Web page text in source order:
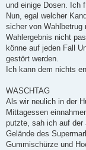
und einige Dosen. Ich
Nun, egal welcher
sicher von Wahlbetrug
Wahlergebnis nicht
könne auf jeden Fall
gestört werden.
Ich kann dem nichts
WASCHTAG
Als wir neulich in der
Mittagessen
putzte, sah ich auf der
Gelände des
Gummischürze und